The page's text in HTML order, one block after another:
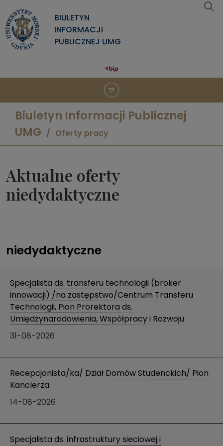
BIULETYN
INFORMACJI
PUBLICZNEJ UMG
Biuletyn Informacji Publicznej
UMG
Oferty pracy
Aktualne oferty
niedydaktyczne
niedydaktyczne
Specjalista ds. transferu technologii (broker
innowacji) /na zastępstwo/Centrum Transferu
Technologii, Pion Prorektora ds.
Umiędzynarodowienia, Współpracy i Rozwoju
31-08-2026
Recepcjonista/ka/ Dział Domów Studenckich/ Pion
Kanclerza
14-08-2026
Specjalista ds. infrastruktury sieciowej i